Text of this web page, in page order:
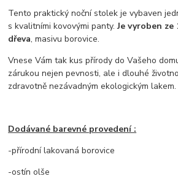
Tento praktický noční stolek je vybaven
s kvalitními kovovými panty.Je vyroben
dřeva, masivu borovice.
Vnese Vám tak kus přírody do Vašeho
zárukou nejen pevnosti, ale i dlouhé
zdravotně nezávadným ekologickým lakem.
Dodávané barevné provedení :
-přírodní lakovaná borovice
-ostín olše